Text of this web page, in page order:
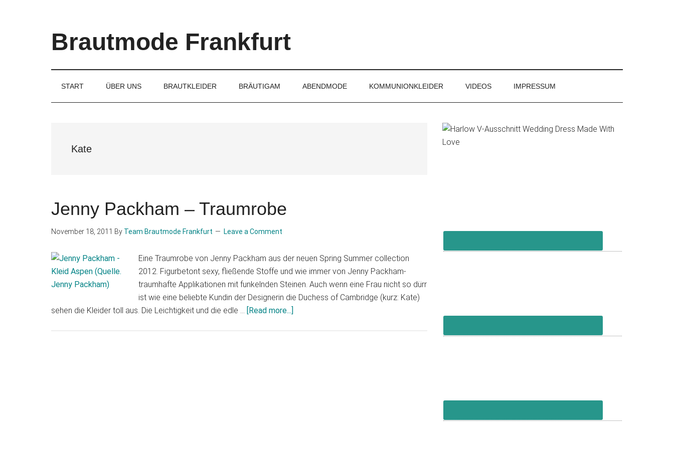
Brautmode Frankfurt
Brautmode
START ÜBER UNS BRAUTKLEIDER BRÄUTIGAM ABENDMODE KOMMUNIONKLEIDER VIDEOS IMPRESSUM
Kate
Jenny Packham – Traumrobe
November 18, 2011 By Team Brautmode Frankfurt Leave a Comment
Eine Traumrobe von Jenny Packham aus der neuen Spring Summer collection
2012. Figurbetont sexy, fließende Stoffe und wie immer von Jenny Packham-
traumhafte Applikationen mit funkelnden Steinen. Auch wenn eine Frau nicht so dürr
ist wie eine beliebte Kundin der Designerin die Duchess of Cambridge (kurz: Kate)
sehen die Kleider toll aus. Die Leichtigkeit und die edle … [Read more...]
Primary
Sidebar